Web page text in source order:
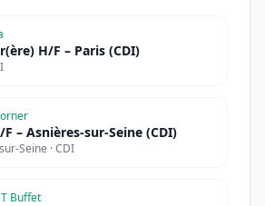
H/F – Paris (CDI)
– Asnières-sur-Seine (CDI)
Seine · CDI
Buffet